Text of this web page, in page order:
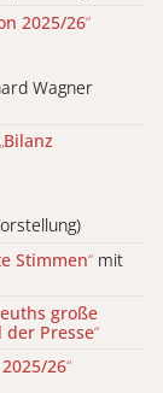
2025/26“
Wagner
„Bilanz
Stimmen“ mit
große
der Presse“
26“